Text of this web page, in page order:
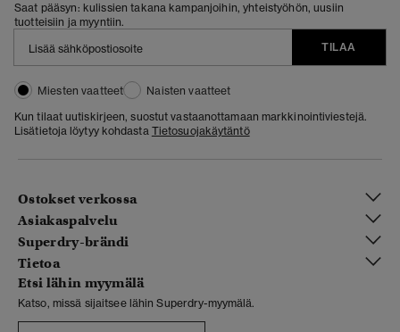
Saat pääsyn: kulissien takana kampanjoihin, yhteistyöhön, uusiin
tuotteisiin ja myyntiin.
TILAA
Miesten vaatteet
Naisten vaatteet
Kun tilaat uutiskirjeen, suostut vastaanottamaan markkinointiviestejä.
Lisätietoja löytyy kohdasta Tietosuojakäytäntö
Ostokset verkossa
Asiakaspalvelu
Superdry-brändi
Tietoa
Etsi lähin myymälä
Katso, missä sijaitsee lähin Superdry-myymälä.